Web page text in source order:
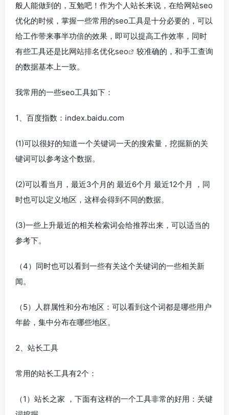
般人能做到的，互勉吧！作为个人站长来说，在给网站seo
优化的时候，掌握一些常用的seo工具是十分必要的，可以
给工作带来事半功倍的效果，即可以提高工作效率，同时
有些工具还是比网站排名优化seo
较准确的，和手工查询
的数据基本上一致。
我常用的一些seo工具如下：
1、百度指数：index.baidu.com
(1)可以很好的知道一个关键词一天的搜索量，挖掘新的关
键词可以参考这个数据。
(2)可以看当月，最近3个月的 最近6个月 最近12个月 ，同
时也可以定义地区，这样会得到不同的数据。
(3)一些上升最近的相关检索词会给推荐出来，可以适当的
参考下。
（4）同时也可以看到一些有关这个关键词的一些相关新
闻。
（5）人群属性和分布地区：可以看到这个词都是哪些用户
年龄，集中分布在哪些地区。
2、站长工具
常用的站长工具有2个：
（1）站长之家 ，下面有这样的一个工具非常的好用：关键